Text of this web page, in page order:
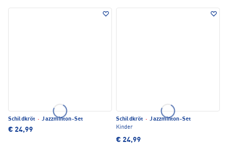
Schildkröt · Jazzminton-Set
€ 24,99
Schildkröt · Jazzminton-Set
Kinder
€ 24,99